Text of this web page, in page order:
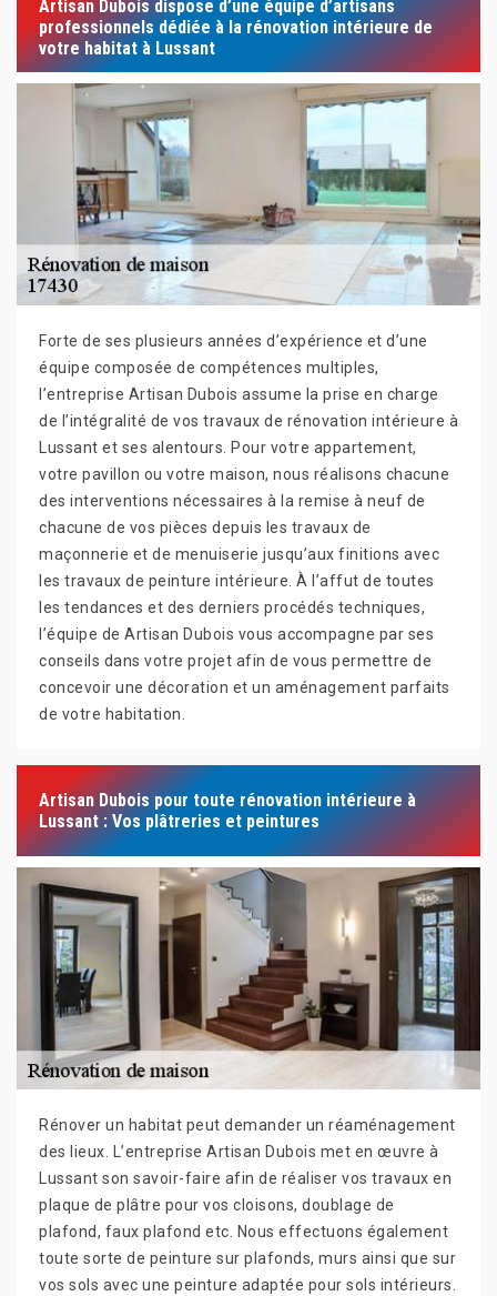
Artisan Dubois dispose d’une équipe d’artisans
professionnels dédiée à la rénovation intérieure de
votre habitat à Lussant
Forte de ses plusieurs années d’expérience et d’une
équipe composée de compétences multiples,
l’entreprise Artisan Dubois assume la prise en charge
de l’intégralité de vos travaux de rénovation intérieure à
Lussant et ses alentours. Pour votre appartement,
votre pavillon ou votre maison, nous réalisons chacune
des interventions nécessaires à la remise à neuf de
chacune de vos pièces depuis les travaux de
maçonnerie et de menuiserie jusqu’aux finitions avec
les travaux de peinture intérieure. À l’affut de toutes
les tendances et des derniers procédés techniques,
l’équipe de Artisan Dubois vous accompagne par ses
conseils dans votre projet afin de vous permettre de
concevoir une décoration et un aménagement parfaits
de votre habitation.
Artisan Dubois pour toute rénovation intérieure à
Lussant : Vos plâtreries et peintures
Rénover un habitat peut demander un réaménagement
des lieux. L’entreprise Artisan Dubois met en œuvre à
Lussant son savoir-faire afin de réaliser vos travaux en
plaque de plâtre pour vos cloisons, doublage de
plafond, faux plafond etc. Nous effectuons également
toute sorte de peinture sur plafonds, murs ainsi que sur
vos sols avec une peinture adaptée pour sols intérieurs.